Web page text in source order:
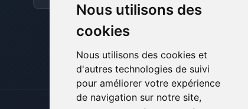
Nous utilisons des
cookies
Nous utilisons des cookies et
d'autres technologies de suivi
pour améliorer votre expérience
de navigation sur notre site,
08/08/2026 à 05:33